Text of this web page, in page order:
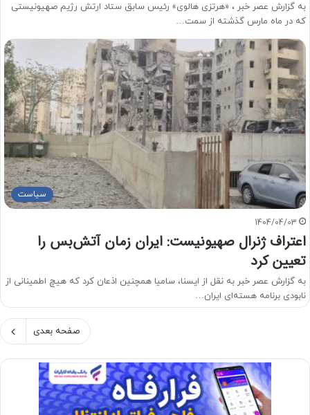
به گزارش عصر خبر ، «هرتزی هالوی» رئیس سابق ستاد ارتش رژیم صهیونیستی
که در ماه مارس گذشته از سمت…
سیاست
1404/04/03
اعتراف ژنرال صهیونیست: ایران زمان آتش‌بس را
تعیین کرد
به گزارش عصر خبر به نقل از ایسنا، سامیا همچنین اذعان کرد که هیچ اطمینانی از
نابودی برنامه هسته‌ای ایران…
صفحه بعدی